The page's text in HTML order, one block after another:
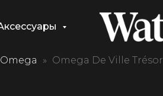
Omega Omega De Ville Trésor